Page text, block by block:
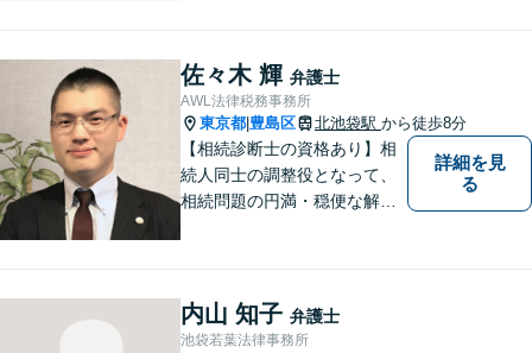
で広く取り扱い、幅広い分野
で実績あり！【完全個室対
応】
佐々木 輝 弁護士
AWL法律税務事務所
東京都 豊島区 北池袋駅 から徒歩8分
【相続診断士の資格あり】相
続人同士の調整役となって、
相続問題の円満・穏便な解決
棄などお任せください【池袋8
分】交通事故・借金問題にも
詳細を見
る
内山 知子 弁護士
池袋若葉法律事務所